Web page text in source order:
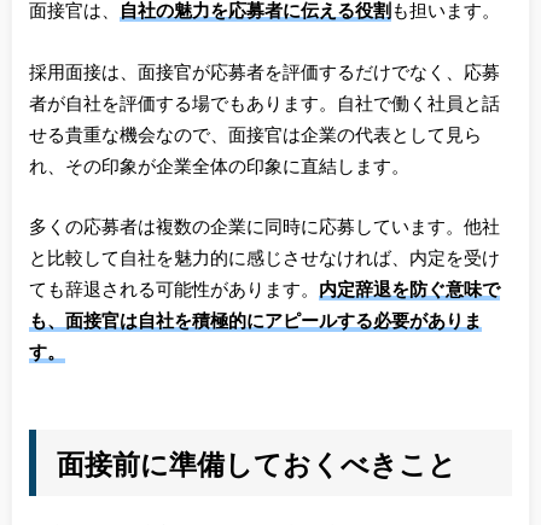
面接官は、 自社の魅力を応募者に伝える役割 も担います。
採用面接は、面接官が応募者を評価するだけでなく、応募
者が自社を評価する場でもあります。自社で働く社員と話
せる貴重な機会なので、面接官は企業の代表として見ら
れ、その印象が企業全体の印象に直結します。
多くの応募者は複数の企業に同時に応募しています。他社
と比較して自社を魅力的に感じさせなければ、内定を受け
ても辞退される可能性があります。
内定辞退を防ぐ意味で
も、面接官は自社を積極的にアピールする必要がありま
す。
面接前に準備しておくべきこと